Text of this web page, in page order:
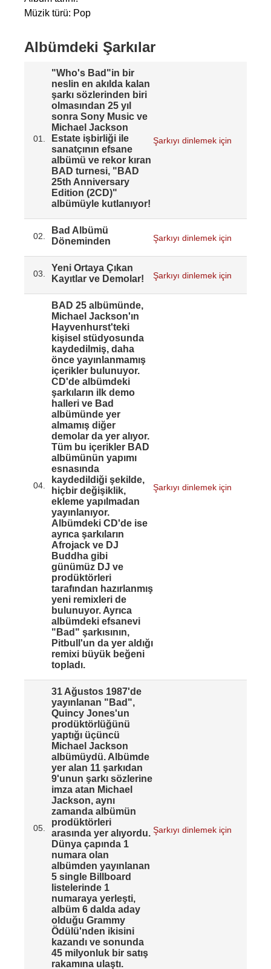
Müzik türü: Pop
Albümdeki Şarkılar
01.
"Who's Bad"in bir
neslin en akılda kalan
şarkı sözlerinden biri
olmasından 25 yıl
sonra Sony Music ve
Michael Jackson
Estate işbirliği ile
sanatçının efsane
albümü ve rekor kıran
BAD turnesi, "BAD
25th Anniversary
Edition (2CD)"
albümüyle kutlanıyor!
Şarkıyı dinlemek için
02.
Bad Albümü
Döneminden
Şarkıyı dinlemek için
03.
Yeni Ortaya Çıkan
Kayıtlar ve Demolar!
Şarkıyı dinlemek için
04.
BAD 25 albümünde,
Michael Jackson'ın
Hayvenhurst'teki
kişisel stüdyosunda
kaydedilmiş, daha
önce yayınlanmamış
içerikler bulunuyor.
CD'de albümdeki
şarkıların ilk demo
halleri ve Bad
albümünde yer
almamış diğer
demolar da yer alıyor.
Tüm bu içerikler BAD
albümünün yapımı
esnasında
kaydedildiği şekilde,
hiçbir değişiklik,
ekleme yapılmadan
yayınlanıyor.
Albümdeki CD'de ise
ayrıca şarkıların
Afrojack ve DJ
Buddha gibi
günümüz DJ ve
prodüktörleri
tarafından hazırlanmış
yeni remixleri de
bulunuyor. Ayrıca
albümdeki efsanevi
"Bad" şarkısının,
Pitbull'un da yer aldığı
remixi büyük beğeni
topladı.
Şarkıyı dinlemek için
05.
31 Ağustos 1987'de
yayınlanan "Bad",
Quincy Jones'un
prodüktörlüğünü
yaptığı üçüncü
Michael Jackson
albümüydü. Albümde
yer alan 11 şarkıdan
9'unun şarkı sözlerine
imza atan Michael
Jackson, aynı
zamanda albümün
prodüktörleri
arasında yer alıyordu.
Dünya çapında 1
numara olan
albümden yayınlanan
5 single Billboard
listelerinde 1
numaraya yerleşti,
albüm 6 dalda aday
olduğu Grammy
Ödülü'nden ikisini
kazandı ve sonunda
45 milyonluk bir satış
rakamına ulaştı.
Şarkıyı dinlemek için